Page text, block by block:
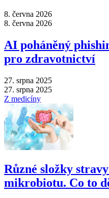
8. června 2026
8. června 2026
AI poháněný
pro zdravotnictví
27. srpna 2025
27. srpna 2025
Z medicíny
Různé složky
mikrobiotu. Co to